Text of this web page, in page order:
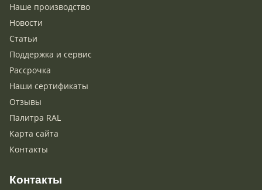
Наше производство
Новости
Статьи
Поддержка и сервис
Рассрочка
Наши сертификаты
Отзывы
Палитра RAL
Карта сайта
Контакты
Контакты